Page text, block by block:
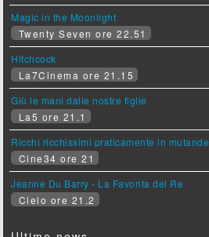
Magic in the Moonlight
Twenty Seven ore 22.51
Hitchcock
La7Cinema ore 21.15
Giù le mani dalle nostre figlie
La5 ore 21.1
Ricchi ricchissimi praticamente in mutande
Cine34 ore 21
Jeanne Du Barry - La Favorita del Re
Cielo ore 21.2